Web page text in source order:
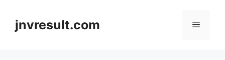
contentjnvresult.com Menu